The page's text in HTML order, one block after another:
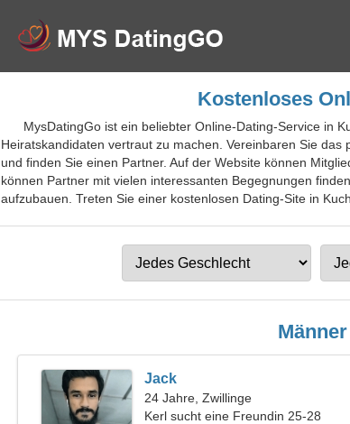
Kostenloses
MysDatingGo ist ein beliebter Online-Dating-Service in
Heiratskandidaten vertraut zu machen. Vereinbaren Sie
und finden Sie einen Partner. Auf der Website können
können Partner mit vielen interessanten Begegnungen
aufzubauen. Treten Sie einer kostenlosen Dating-Site in
Jack
24 Jahre, Zwillinge
Kerl sucht eine Freundin 25-28